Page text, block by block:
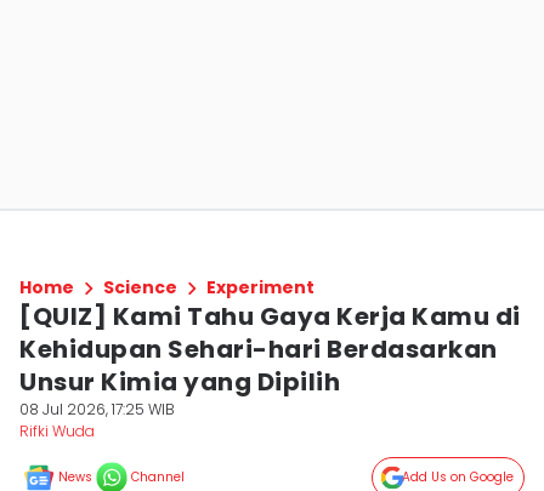
Home Science Experiment
[QUIZ] Kami Tahu Gaya Kerja Kamu di
Kehidupan Sehari-hari Berdasarkan
Unsur Kimia yang Dipilih
08 Jul 2026, 17:25 WIB
Rifki Wuda
News Channel Add Us on Google